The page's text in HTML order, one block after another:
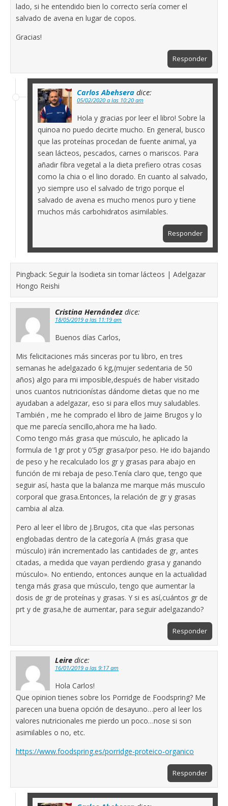
lado, si he entendido bien lo correcto sería comer el
salvado de avena en lugar de copos.
Gracias!
Responder
Carlos Abehsera dice:
05/02/2020 a las 10:20 am
Hola y gracias por leer el libro! Sobre la
quinoa no puedo decirte mucho. En general, busco
que las proteínas procedan de fuente animal, ya
sean lácteos, pescados, carnes o mariscos. Para
añadir fibra vegetal a la dieta prefiero otras cosas
como la chia o el lino dorado. En cuanto al salvado,
yo siempre uso el salvado de trigo porque el
salvado de avena es mucho menos puro y tiene
muchos más carbohidratos asimilables.
Responder
Pingback: Seguir la Isodieta sin tomar lácteos | Adelgazar
Hongo Reishi
Cristina Hernández dice:
18/05/2019 a las 11:19 am
Buenos días Carlos,
Mis felicitaciones más sinceras por tu libro, en tres
semanas he adelgazado 6 kg,(mujer sedentaria de 50
años) algo para mi imposible,después de haber visitado
unos cuantos nutricionístas dándome dietas que no me
ayudaban a adelgazar, eso si para ellos muy saludables.
También , me he comprado el libro de Jaime Brugos y lo
que me parecía sencillo,ahora me ha liado.
Como tengo más grasa que músculo, he aplicado la
formula de 1gr prot y 0’5gr grasa/por peso. He ido bajando
de peso y he recalculado los gr y grasas para abajo en
función de mi rebaja de peso.Tenía claro que, tengo que
seguir así, hasta que la balanza me marque más musculo
corporal que grasa.Entonces, la relación de gr y grasas
cambia al alza.
Pero al leer el libro de J.Brugos, cita que «las personas
englobadas dentro de la categoría A (más grasa que
músculo) irán incrementado las cantidades de gr, antes
citadas, a medida que vayan perdiendo grasa y ganando
músculo». No entiendo, entonces aunque en la actualidad
tenga más grasa que músculo, tengo que aumentar la
dosis de gr de proteínas y grasas. Y si es así,cuántos gr de
prt y de grasa,he de aumentar, para seguir adelgazando?
Responder
Leire dice:
16/01/2019 a las 9:17 am
Hola Carlos!
Que opinion tienes sobre los Porridge de Foodspring? Me
parecen una buena opción de desayuno…pero al leer los
valores nutricionales me pierdo un poco…nose si son
asimilables o no, etc.
https://www.foodspring.es/porridge-proteico-organico
Responder